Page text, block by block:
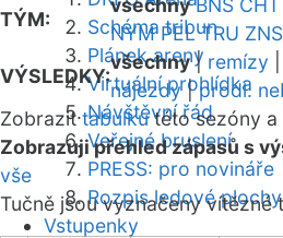
Schéma tribun
Plánek areny
Virtuální prohlídka
Návštěvní řád
Veřejné bruslení
PRESS: pro novináře
Rozpis ledové plochy
Vstupenky
TÝM:
všechny BNS CHT
NYM PEL TRU ZNS
VÝSLEDKY:
všechny| remízy
nájezdy|prodl.
Zobrazittabulkutéto sezóny a
Zobrazuji přehled zápasů s
vše
Tučně jsou vyznačeny vítězné